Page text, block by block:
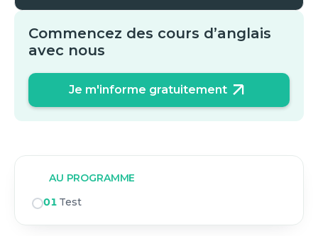
Commencez des cours d’anglais
avec nous
Je m'informe gratuitement
AU PROGRAMME
01 Test